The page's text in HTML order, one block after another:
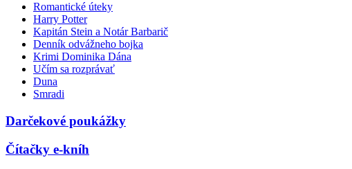
Romantické úteky
Harry Potter
Kapitán Stein a Notár Barbarič
Denník odvážneho bojka
Krimi Dominika Dána
Učím sa rozprávať
Duna
Smradi
Darčekové poukážky
Čítačky e-kníh